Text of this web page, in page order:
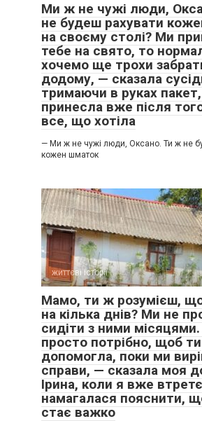
Ми ж не чужі люди,
не будеш рахувати
на своєму столі? Ми
тебе на свято, то
хочемо ще трохи
додому, — сказала
тримаючи в руках
принесла вже після
все, що хотіла
— Ми ж не чужі люди, Оксано. Ти ж не
кожен шматок
життєві історії
Мамо, ти ж розумієш,
на кілька днів? Ми не
сидіти з ними
просто потрібно, щоб ти
допомогла, поки ми
справи, — сказала моя
Ірина, коли я вже
намагалася пояснити,
стає важко